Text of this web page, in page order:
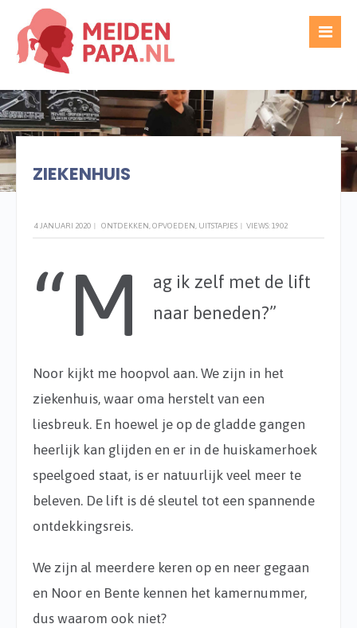
ZIEKENHUIS
4 JANUARI 2020 ONTDEKKEN,OPVOEDEN, UITSTAPJES VIEWS: 1902
“M
ag ik zelf met de lift
naar beneden?”
Noor kijkt me hoopvol aan. We zijn in het
ziekenhuis, waar oma herstelt van een
liesbreuk. En hoewel je op de gladde gangen
heerlijk kan glijden en er in de huiskamerhoek
speelgoed staat, is er natuurlijk veel meer te
beleven. De lift is dé sleutel tot een spannende
ontdekkingsreis.
We zijn al meerdere keren op en neer gegaan
en Noor en Bente kennen het kamernummer,
dus waarom ook niet?